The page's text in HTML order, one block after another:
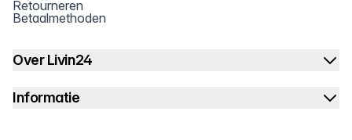
Retourneren
Betaalmethoden
Over Livin24
Informatie